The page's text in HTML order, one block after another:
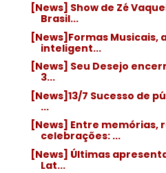
[News] Show de Zé
Brasil...
[News]Formas Musicais,
inteligent...
[News] Seu Desejo
3...
[News]13/7 Sucesso de
...
[News] Entre memórias,
celebrações: ...
[News] Últimas
Lat...